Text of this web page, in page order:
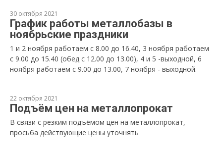
30 октября 2021
График работы металлобазы в
ноябрьские праздники
1 и 2 ноября работаем с 8.00 до 16.40, 3 ноября работаем
с 9.00 до 15.40 (обед с 12.00 до 13.00), 4 и 5 -выходной, 6
ноября работаем с 9.00 до 13.00, 7 ноября - выходной.
22 октября 2021
Подъём цен на металлопрокат
В связи с резким подъёмом цен на металлопрокат,
просьба действующие цены уточнять